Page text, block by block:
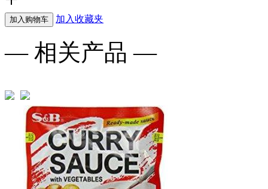
加入购物车 加入收藏夹
— 相关产品 —